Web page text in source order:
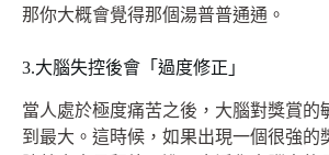
那你大概會覺得那個湯普普通通。
3.大腦失控後會「過度修正」
當人處於極度痛苦之後，大腦對獎賞的
到最大。這時候，如果出現一個很強的